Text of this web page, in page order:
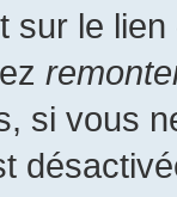
sur le
si vous